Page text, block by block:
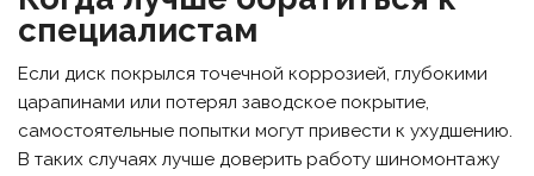
специалистам
Если диск покрылся точечной коррозией, глубокими
царапинами или потерял заводское покрытие,
самостоятельные попытки могут привести к ухудшению.
В таких случаях лучше доверить работу шиномонтажу